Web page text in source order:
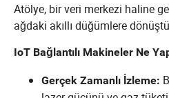
Atölye, bir veri merkezi haline
ağdaki akıllı düğümlere
IoT Bağlantılı Makineler Ne
Gerçek Zamanlı İzleme: